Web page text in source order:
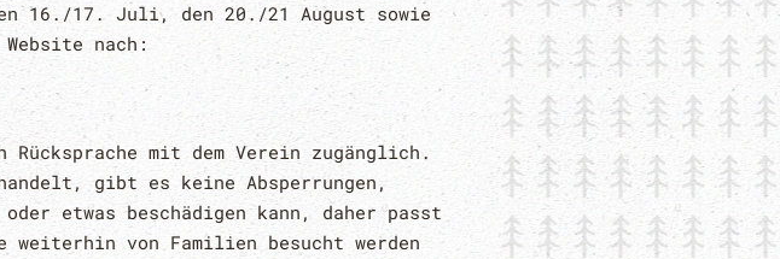
16./17. Juli, den 20./21 August sowie
nach:
mit dem Verein zugänglich.
gibt es keine Absperrungen,
etwas beschädigen kann, daher passt
weiterhin von Familien besucht werden